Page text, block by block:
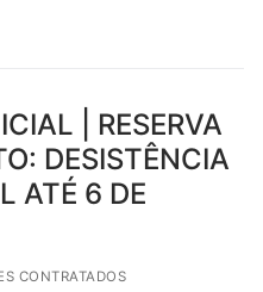
| RESERVA
DESISTÊNCIA
ATÉ 6 DE
CONTRATADOS